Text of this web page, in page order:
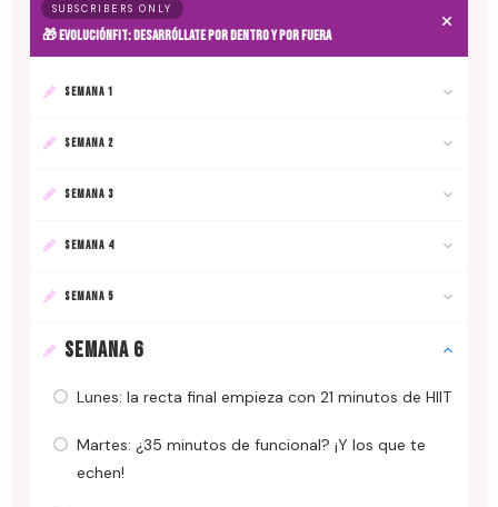
SUBSCRIBERS ONLY
🎁 EvoluciónFit: desarróllate por dentro y por fuera
SEMANA 1
SEMANA 2
SEMANA 3
SEMANA 4
SEMANA 5
SEMANA 6
Lunes: la recta final empieza con 21 minutos de HIIT
Martes: ¿35 minutos de funcional? ¡Y los que te
echen!